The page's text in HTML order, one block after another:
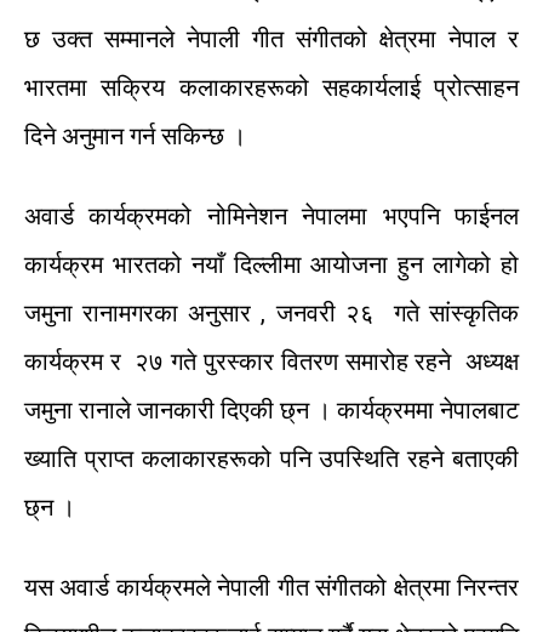
छ उक्त सम्मानले नेपाली गीत संगीतको क्षेत्रमा नेपाल र
भारतमा सक्रिय कलाकारहरूकोसहकार्यलाई प्रोत्साहन
दिने अनुमान गर्न सकिन्छ ।
अवार्ड कार्यक्रमको नोमिनेशन नेपालमा भएपनि फाईनल
कार्यक्रम भारतको नयाँ दिल्लीमा आयोजना हुन लागेको हो
जमुना रानामगरका अनुसार ,जनवरी २६ गते सांस्कृतिक
कार्यक्रम र २७ गते पुरस्कार वितरण समारोह रहने अध्यक्ष
जमुना रानाले जानकारीदिएकी छ्न । कार्यक्रममा नेपालबाट
ख्याति प्राप्त कलाकारहरूको पनि उपस्थिति रहने बताएकी
छ्न ।
यस अवार्ड कार्यक्रमले नेपाली गीत संगीतको क्षेत्रमा निरन्तर